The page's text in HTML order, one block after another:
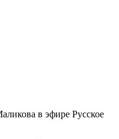
в эфире Русское